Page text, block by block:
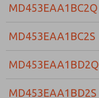
MD453EAA1BC2Q
MD453EAA1BC2S
MD453EAA1BD2Q
MD453EAA1BD2S